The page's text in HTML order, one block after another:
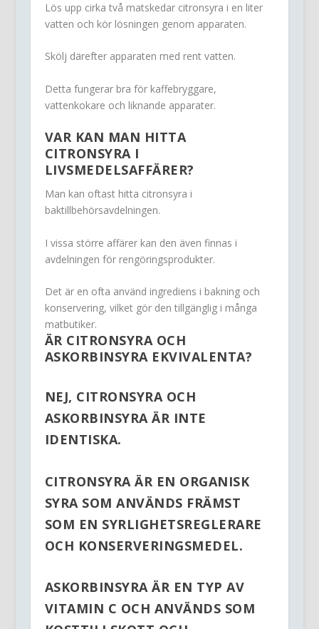
Lös upp cirka två matskedar citronsyra i en liter
vatten och kör lösningen genom apparaten.
Skölj därefter apparaten med rent vatten.
Detta fungerar bra för kaffebryggare,
vattenkokare och liknande apparater.
VAR KAN MAN HITTA
CITRONSYRA I
LIVSMEDELSAFFÄRER?
Man kan oftast hitta citronsyra i
baktillbehörsavdelningen.
I vissa större affärer kan den även finnas i
avdelningen för rengöringsprodukter.
Det är en ofta använd ingrediens i bakning och
konservering, vilket gör den tillgänglig i många
matbutiker.
ÄR CITRONSYRA OCH
ASKORBINSYRA EKVIVALENTA?
NEJ, CITRONSYRA OCH
ASKORBINSYRA ÄR INTE
IDENTISKA.
CITRONSYRA ÄR EN ORGANISK
SYRA SOM ANVÄNDS FRÄMST
SOM EN SYRLIGHETSREGLERARE
OCH KONSERVERINGSMEDEL.
ASKORBINSYRA ÄR EN TYP AV
VITAMIN C OCH ANVÄNDS SOM